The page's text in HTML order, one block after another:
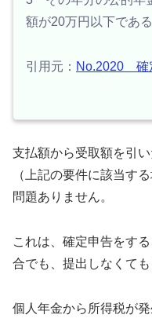
額が20万円以下である
引用元： No.2020 確
支払額から受取額を引
（上記の要件に該当す
問題ありません。
これは、確定申告をす
合でも、提出しなくても
個人年金から所得税が